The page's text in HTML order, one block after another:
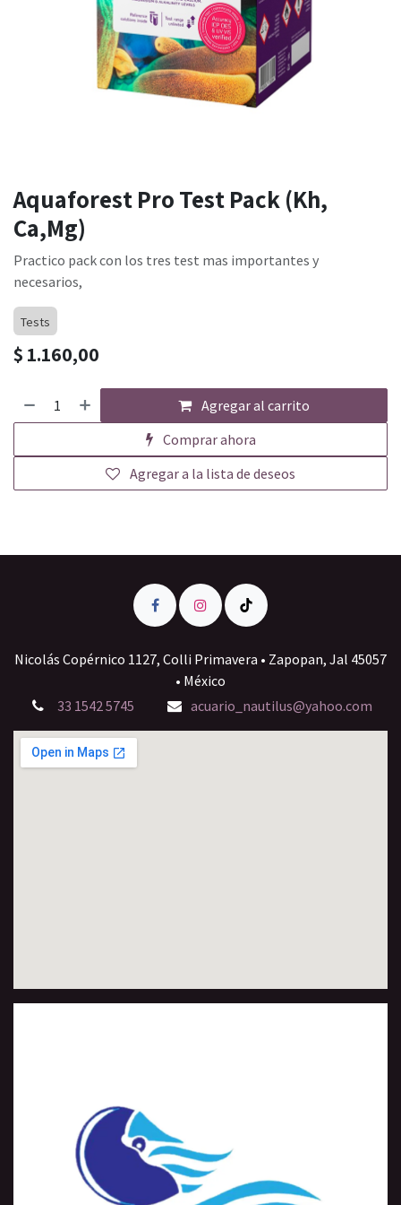
Aquaforest Pro Test Pack (Kh,
Ca,Mg)
Practico pack con los tres test mas importantes y
necesarios,
Tests
$ 1.160,00
Agregar al carrito
Comprar ahora
Agregar a la lista de deseos
Nicolás Copérnico 1127, Colli Primavera • Zapopan, Jal 45057
• México
33 1542 5745
acuario_nautilus@yahoo.com